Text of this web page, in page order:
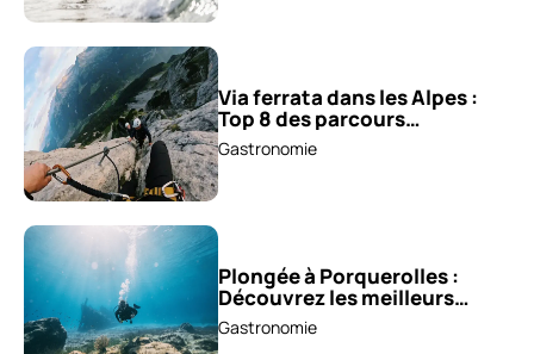
Via ferrata dans les Alpes :
Top 8 des parcours
sensationnels !
Gastronomie
Plongée à Porquerolles :
Découvrez les meilleurs
spots !
Gastronomie